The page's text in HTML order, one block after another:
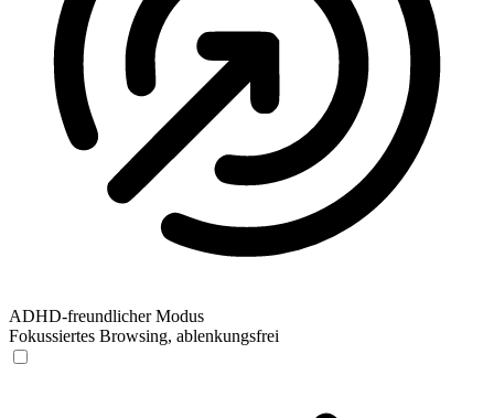
ADHD-freundlicher Modus
Fokussiertes Browsing, ablenkungsfrei